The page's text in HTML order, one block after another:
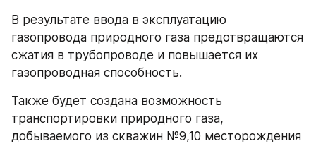
В результате ввода в эксплуатацию
газопровода природного газа предотвращаются
сжатия в трубопроводе и повышается их
газопроводная способность.
Также будет создана возможность
транспортировки природного газа,
добываемого из скважин №9,10 месторождения